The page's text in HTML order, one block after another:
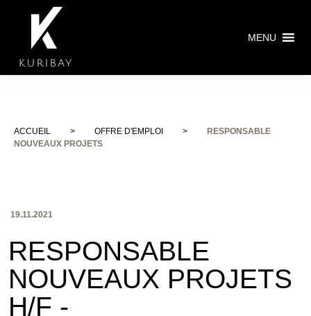
MENU
ACCUEIL > OFFRE D'EMPLOI >
RESPONSABLE
NOUVEAUX PROJETS
19.11.2021
RESPONSABLE
NOUVEAUX PROJETS
H/F -